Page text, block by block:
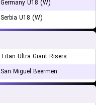
Germany U18 (W)
Serbia U18 (W)
Titan Ultra Giant Risers
San Miguel Beermen